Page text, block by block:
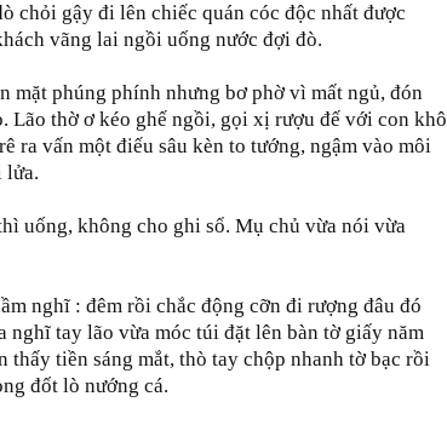
chỏi gậy đi lên chiếc quán cóc độc nhất được
vãng lai ngồi uống nước đợi đò.
mặt phúng phính nhưng bơ phờ vì mất ngủ, đón
Lão thờ ơ kéo ghế ngồi, gọi xị rượu đế với con khô
ra vấn một điếu sâu kèn to tướng, ngậm vào môi
lửa.
uống, không cho ghi sổ. Mụ chủ vừa nói vừa
nghĩ : đêm rồi chắc động cỡn đi rượng đâu đó
nghĩ tay lão vừa móc túi đặt lên bàn tờ giấy năm
thấy tiền sáng mắt, thò tay chộp nhanh tờ bạc rồi
đốt lò nướng cá.